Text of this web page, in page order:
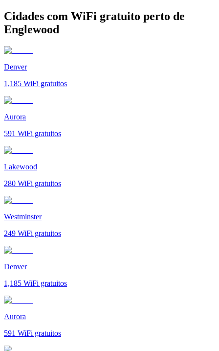
Cidades com WiFi gratuito perto de
Englewood
Denver
1,185 WiFi gratuitos
Aurora
591 WiFi gratuitos
Lakewood
280 WiFi gratuitos
Westminster
249 WiFi gratuitos
Denver
1,185 WiFi gratuitos
Aurora
591 WiFi gratuitos